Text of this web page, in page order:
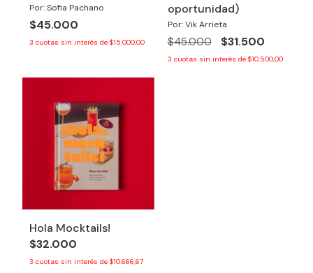
Por: Sofia Pachano
$45.000
3 cuotas sin interés de $15.000,00
oportunidad)
Por: Vik Arrieta
$45.000 $31.500
3 cuotas sin interés de $10.500,00
Hola Mocktails!
$32.000
3 cuotas sin interés de $10.666,67